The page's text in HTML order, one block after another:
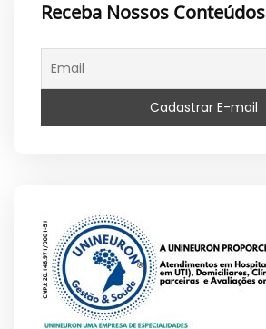
Receba Nossos Conteúdos